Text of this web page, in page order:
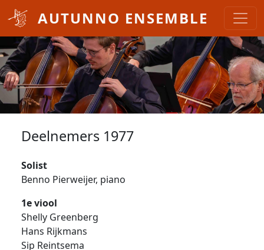
Overslaan en naar de inhoud gaan
AUTUNNO ENSEMBLE
Deelnemers 1977
Solist
Benno Pierweijer, piano
1e viool
Shelly Greenberg
Hans Rijkmans
Sip Reintsema